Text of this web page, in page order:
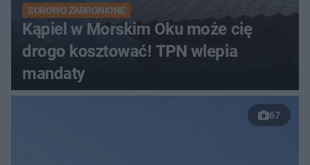
SUROWO ZABRONIONE
Kąpiel w Morskim Oku może cię
drogo kosztować! TPN wlepia
mandaty
67